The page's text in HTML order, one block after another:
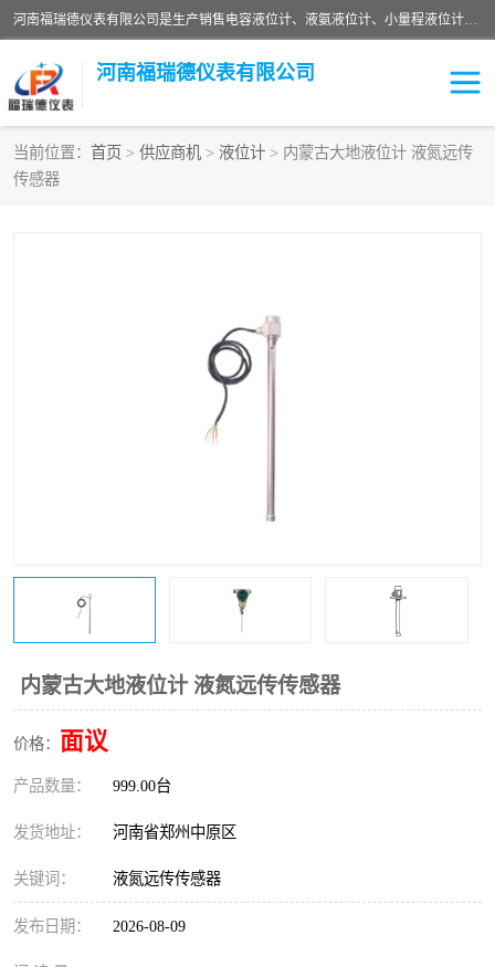
河南福瑞德仪表有限公司是生产销售电容液位计、液氨液位计、小量程液位计定制、智能锅炉水位计、液氮液位计等；并在产品开发、研制的过程中，吸取国内外仪器仪表的技术精华，建立了一支高、精、尖的科研开发队伍，使产品性能不断升级。
河南福瑞德仪表有限公司
当前位置： 首页 > 供应商机 > 液位计 > 内蒙古大地液位计 液氮远传
传感器
内蒙古大地液位计 液氮远传传感器
价格： 面议
产品数量： 999.00台
发货地址： 河南省郑州中原区
关键词： 液氮远传传感器
发布日期： 2026-08-09
液位计
液位计传感器定制
锅炉水位计
流量仪表